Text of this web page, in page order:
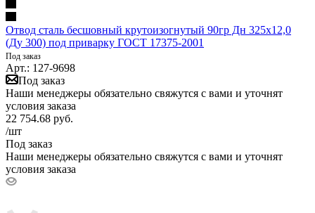
Отвод сталь бесшовный крутоизогнутый 90гр Дн 325х12,0
(Ду 300) под приварку ГОСТ 17375-2001
Под заказ
Арт.: 127-9698
Под заказ
Наши менеджеры обязательно свяжутся с вами и уточнят
условия заказа
22 754.68 руб.
/шт
Под заказ
Наши менеджеры обязательно свяжутся с вами и уточнят
условия заказа